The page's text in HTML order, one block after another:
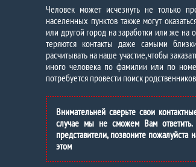
Человек может исчезнуть не только
населенных пунктов также могут
или другой город на заработки или же на
теряются контакты даже самыми
расчитывать на наше участие, чтобы
иного человека по фамилии или по
потребуется провести поиск
Внимательней сверьте свои
случае мы не сможем Вам
представители, позвоните
этом